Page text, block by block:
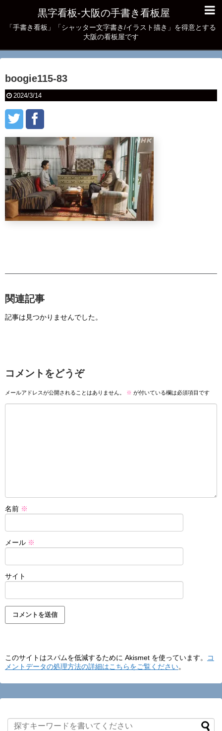
黒字看板‐大阪の手書き看板屋
「手書き看板」「シャッター文字書き/イラスト描き」を得意とする
大阪の看板屋です
boogie115-83
2024/3/14
関連記事
記事は見つかりませんでした。
コメントをどうぞ
メールアドレスが公開されることはありません。 ※ が付いている欄は必須項目です
名前 ※
メール ※
サイト
このサイトはスパムを低減するために Akismet を使っています。
コ
メントデータの処理方法の詳細はこちらをご覧ください。